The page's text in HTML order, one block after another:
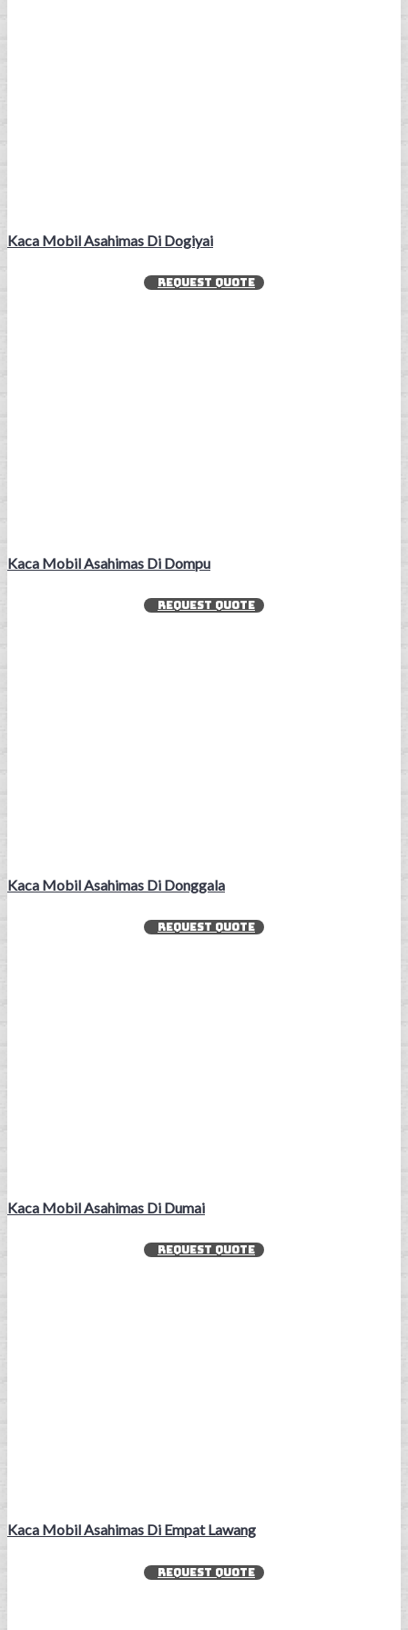
Kaca Mobil Asahimas Di Dogiyai
REQUEST QUOTE
Kaca Mobil Asahimas Di Dompu
REQUEST QUOTE
Kaca Mobil Asahimas Di Donggala
REQUEST QUOTE
Kaca Mobil Asahimas Di Dumai
REQUEST QUOTE
Kaca Mobil Asahimas Di Empat Lawang
REQUEST QUOTE